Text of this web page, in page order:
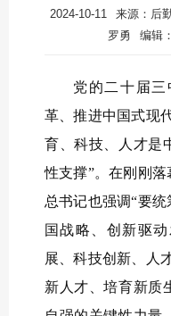
2024-10-11 来源：后
罗勇
编辑
党的二十届
革、推进中国式现
育、科技、人才是
性支撑”。在刚刚
总书记也强调“要
国战略、创新驱
展、科技创新、人
新人才、培育新质